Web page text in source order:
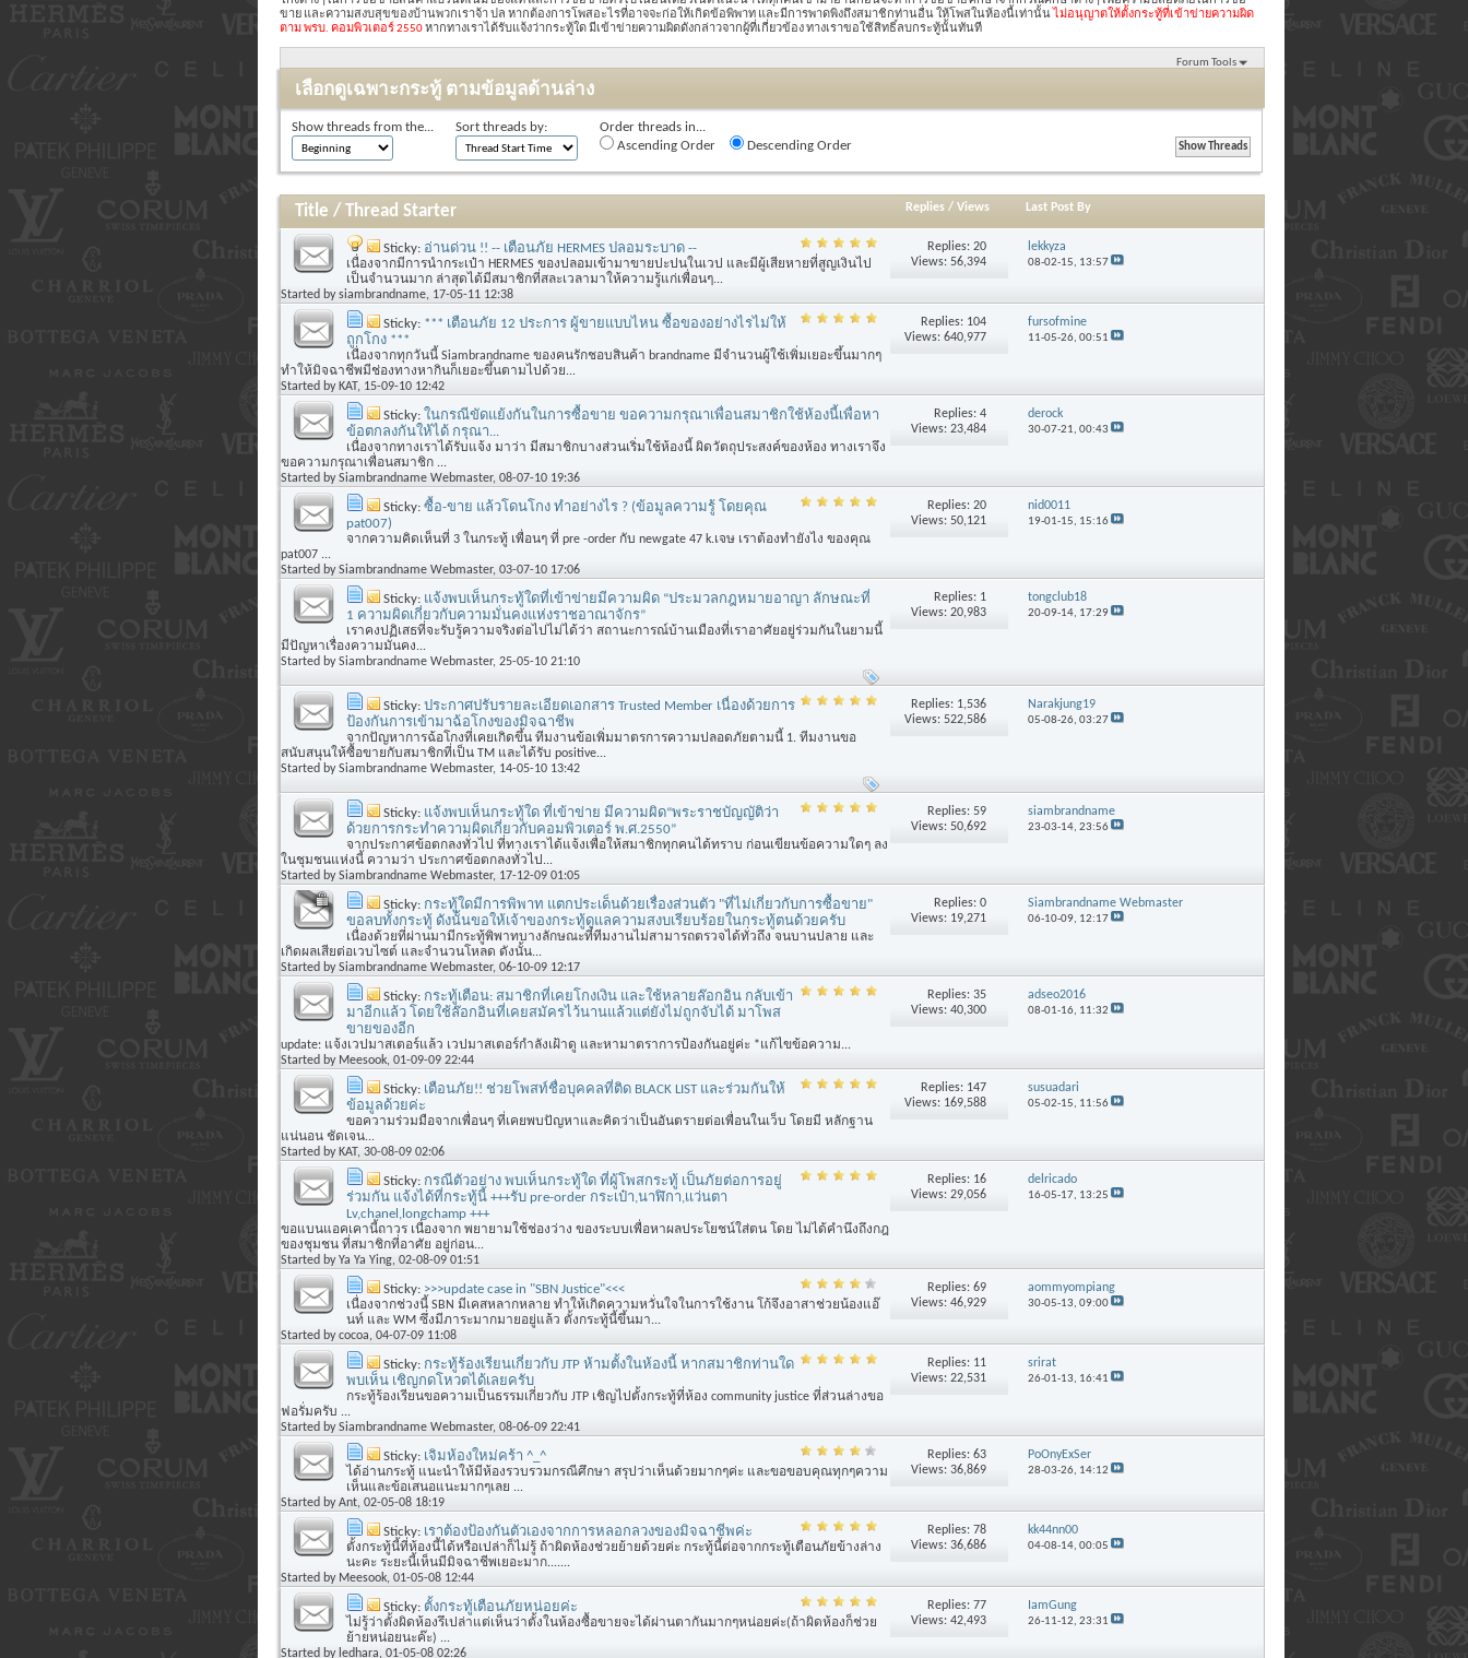
ขาย และความสงบสุขของบ้านพวกเราจ้า ปล หากต้องการโพสอะไรที่อาจจะก่อให้เกิดข้อพิพาท และมีการพาดพิงถึงสมาชิกท่านอื่น ให้โพสในห้องนี้เท่านั้น ไม่อนุญาตให้ตั้งกระทู้ที่เข้าข่ายความผิด
ตาม พรบ. คอมพิวเตอร์ 2550หากทางเราได้รับแจ้งว่ากระทู้ใด มีเข้าข่ายความผิดดังกล่าวจากผู้ที่เกี่ยวข้อง ทางเราขอใช้สิทธิ์ลบกระทู้นั้นทันที
Forum Tools
เลือกดูเฉพาะกระทู้ ตามข้อมูลด้านล่าง
Show threads from the... Sort threads by:
Order threads in...
Ascending Order
Descending Order
Title / Thread Starter Replies/ Views Last Post By
Sticky: อ่านด่วน !! -- เตือนภัย HERMES ปลอมระบาด --
เนื่องจากมีการนำกระเป๋า HERMES ของปลอมเข้ามาขายปะปนในเวป และมีผู้เสียหายที่สูญเงินไป
เป็นจำนวนมาก ล่าสุดได้มีสมาชิกที่สละเวลามาให้ความรู้แก่เพื่อนๆ...
Started bysiambrandname, 17-05-11 12:38
Replies: 20
Views: 56,394
lekkyza
08-02-15, 13:57
Sticky: *** เตือนภัย 12 ประการ ผู้ขายแบบไหน ซื้อของอย่างไรไม่ให้
ถูกโกง ***
เนื่องจากทุกวันนี้ Siambrandname ของคนรักชอบสินค้า brandname มีจำนวนผู้ใช้เพิ่มเยอะขึ้นมากๆ
ทำให้มิจฉาชีพมีช่องทางหากินก็เยอะขึ้นตามไปด้วย...
Started by KAT, 15-09-10 12:42
Replies: 104
Views: 640,977
fursofmine
11-05-26, 00:51
Sticky: ในกรณีขัดแย้งกันในการซื้อขาย ขอความกรุณาเพื่อนสมาชิกใช้ห้องนี้เพื่อหา
ข้อตกลงกันให้ได้ กรุณา...
เนื่องจากทางเราได้รับแจ้ง มาว่า มีสมาชิกบางส่วนเริ่มใช้ห้องนี้ ผิดวัตถุประสงค์ของห้อง ทางเราจึง
ขอความกรุณาเพื่อนสมาชิก ...
Started bySiambrandname Webmaster, 08-07-10 19:36
Replies: 4
Views: 23,484
derock
30-07-21, 00:43
Sticky: ซื้อ-ขาย แล้วโดนโกง ทำอย่างไร ? (ข้อมูลความรู้ โดยคุณ
pat007)
จากความคิดเห็นที่ 3 ในกระทู้ เพื่อนๆ ที่ pre -order กับ newgate 47 k.เจษ เราต้องทำยังไง ของคุณ
pat007 ...
Started bySiambrandname Webmaster, 03-07-10 17:06
Replies: 20
Views: 50,121
nid0011
19-01-15, 15:16
Sticky: แจ้งพบเห็นกระทู้ใดที่เข้าข่ายมีความผิด “ประมวลกฎหมายอาญา ลักษณะที่
1 ความผิดเกี่ยวกับความมั่นคงแห่งราชอาณาจักร”
เราคงปฏิเสธที่จะรับรู้ความจริงต่อไปไม่ได้ว่า สถานะการณ์บ้านเมืองที่เราอาศัยอยู่ร่วมกันในยามนี้
มีปัญหาเรื่องความมั่นคง...
Started bySiambrandname Webmaster, 25-05-10 21:10
Replies: 1
Views: 20,983
tongclub18
20-09-14, 17:29
Sticky: ประกาศปรับรายละเอียดเอกสาร Trusted Member เนื่องด้วยการ
ป้องกันการเข้ามาฉ้อโกงของมิจฉาชีพ
จากปัญหาการฉ้อโกงที่เคยเกิดขึ้น ทีมงานข้อเพิ่มมาตรการความปลอดภัยตามนี้ 1. ทีมงานขอ
สนับสนุนให้ซื้อขายกับสมาชิกที่เป็น TM และได้รับ positive...
Started bySiambrandname Webmaster, 14-05-10 13:42
Replies: 1,536
Views: 522,586
Narakjung19
05-08-26, 03:27
Sticky: แจ้งพบเห็นกระทู้ใด ที่เข้าข่าย มีความผิด“พระราชบัญญัติว่า
ด้วยการกระทำความผิดเกี่ยวกับคอมพิวเตอร์ พ.ศ.2550”
จากประกาศข้อตกลงทั่วไป ที่ทางเราได้แจ้งเพื่อให้สมาชิกทุกคนได้ทราบ ก่อนเขียนข้อความใดๆ ลง
ในชุมชนแห่งนี้ ความว่า ประกาศข้อตกลงทั่วไป...
Started bySiambrandname Webmaster, 17-12-09 01:05
Replies: 59
Views: 50,692
siambrandname
23-03-14, 23:56
Sticky: กระทู้ใดมีการพิพาท แตกประเด็นด้วยเรื่องส่วนตัว "ที่ไม่เกี่ยวกับการซื้อขาย"
ขอลบทั้งกระทู้ ดังนั้นขอให้เจ้าของกระทู้ดูแลความสงบเรียบร้อยในกระทู้ตนด้วยครับ
เนื่องด้วยที่ผ่านมามีกระทู้พิพาทบางลักษณะที่ทีมงานไม่สามารถตรวจได้ทั่วถึง จนบานปลาย และ
เกิดผลเสียต่อเวบไซต์ และจำนวนโหลด ดังนั้น...
Started bySiambrandname Webmaster, 06-10-09 12:17
Replies: 0
Views: 19,271
Siambrandname Webmaster
06-10-09, 12:17
Sticky: กระทู้เตือน: สมาชิกที่เคยโกงเงิน และใช้หลายล๊อกอิน กลับเข้า
มาอีกแล้ว โดยใช้ล๊อกอินที่เคยสมัครไว้นานแล้วแต่ยังไม่ถูกจับได้ มาโพส
ขายของอีก
update: แจ้งเวปมาสเตอร์แล้ว เวปมาสเตอร์กำลังเฝ้าดู และหามาตราการป้องกันอยู่ค่ะ *แก้ไขข้อความ...
Started by Meesook, 01-09-09 22:44
Replies: 35
Views: 40,300
adseo2016
08-01-16, 11:32
Sticky: เตือนภัย!! ช่วยโพสท์ชื่อบุคคลที่ติด BLACK LIST และร่วมกันให้
ข้อมูลด้วยค่ะ
ขอความร่วมมือจากเพื่อนๆ ที่เคยพบปัญหาและคิดว่าเป็นอันตรายต่อเพื่อนในเว็บ โดยมี หลักฐาน
แน่นอน ชัดเจน...
Started by KAT, 30-08-09 02:06
Replies: 147
Views: 169,588
susuadari
05-02-15, 11:56
Sticky: กรณีตัวอย่าง พบเห็นกระทู้ใด ที่ผู้โพสกระทู้ เป็นภัยต่อการอยู่
ร่วมกัน แจ้งได้ที่กระทู้นี้ +++รับ pre-order กระเป๋า,นาฬิกา,เเว่นตา
Lv,chanel,longchamp +++
ขอแบนแอคเคานี้ถาวร เนื่องจาก พยายามใช้ช่องว่าง ของระบบเพื่อหาผลประโยชน์ใส่ตน โดย ไม่ได้คำนึงถึงกฎ
ของชุมชน ที่สมาชิกที่อาศัย อยู่ก่อน...
Started byYa Ya Ying, 02-08-09 01:51
Replies: 16
Views: 29,056
delricado
16-05-17, 13:25
Sticky: >>>update case in "SBN Justice"<<<
เนื่องจากช่วงนี้ SBN มีเคสหลากหลาย ทำให้เกิดความหวั่นใจในการใช้งาน โก้จึงอาสาช่วยน้องแอ๊
นท์ และ WM ซึ่งมีภาระมากมายอยู่แล้ว ตั้งกระทู้นี้ขึ้นมา...
Started bycocoa, 04-07-09 11:08
Replies: 69
Views: 46,929
aommyompiang
30-05-13, 09:00
Sticky: กระทู้ร้องเรียนเกี่ยวกับ JTP ห้ามตั้งในห้องนี้ หากสมาชิกท่านใด
พบเห็น เชิญกดโหวตได้เลยครับ
กระทู้ร้องเรียนขอความเป็นธรรมเกี่ยวกับ JTP เชิญไปตั้งกระทู้ที่ห้อง community justice ที่ส่วนล่างขอ
ฟอรั่มครับ ...
Started bySiambrandname Webmaster, 08-06-09 22:41
Replies: 11
Views: 22,531
srirat
26-01-13, 16:41
Sticky: เจิมห้องใหม่คร้า ^_^
ได้อ่านกระทู้ แนะนำให้มีห้องรวบรวมกรณีศึกษา สรุปว่าเห็นด้วยมากๆค่ะ และขอขอบคุณทุกๆความ
เห็นและข้อเสนอแนะมากๆเลย ...
Started byAnt, 02-05-08 18:19
Replies: 63
Views: 36,869
PoOnyExSer
28-03-26, 14:12
Sticky: เราต้องป้องกันตัวเองจากการหลอกลวงของมิจฉาชีพค่ะ
ตั้งกระทู้นี้ที่ห้องนี้ได้หรือเปล่าก็ไม่รู้ ถ้าผิดห้องช่วยย้ายด้วยค่ะ กระทู้นี้ต่อจากกระทู้เตือนภัยข้างล่าง
นะคะ ระยะนี้เห็นมีมิจฉาชีพเยอะมาก.......
Started by Meesook, 01-05-08 12:44
Replies: 78
Views: 36,686
kk44nn00
04-08-14, 00:05
Sticky: ตั้งกระทู้เตือนภัยหน่อยค่ะ
ไม่รู้ว่าตั้งผิดห้องรึเปล่าแต่เห็นว่าตั้งในห้องซื้อขายจะได้ผ่านตากันมากๆหน่อยค่ะ(ถ้าผิดห้องก็ช่วย
ย้ายหน่อยนะค๊ะ) ...
Started by ledhara, 01-05-08 02:26
Replies: 77
Views: 42,493
IamGung
26-11-12, 23:31